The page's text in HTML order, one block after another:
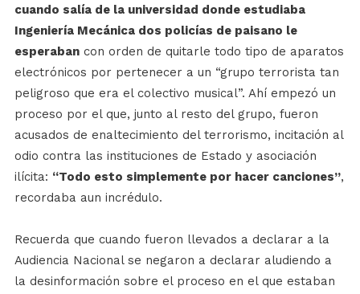
cuando salía de la universidad donde estudiaba
Ingeniería Mecánica dos policías de paisano le
esperabancon orden de quitarle todo tipo de aparatos
electrónicos por pertenecer a un “grupo terrorista tan
peligroso que era el colectivo musical”. Ahí empezó un
proceso por el que, junto al resto del grupo, fueron
acusados de enaltecimiento del terrorismo, incitación al
odio contra las instituciones de Estado y asociación
ilícita: “Todo esto simplemente por hacer canciones”,
recordaba aun incrédulo.
Recuerda que cuando fueron llevados a declarar a la
Audiencia Nacional se negaron a declarar aludiendo a
la desinformación sobre el proceso en el que estaban